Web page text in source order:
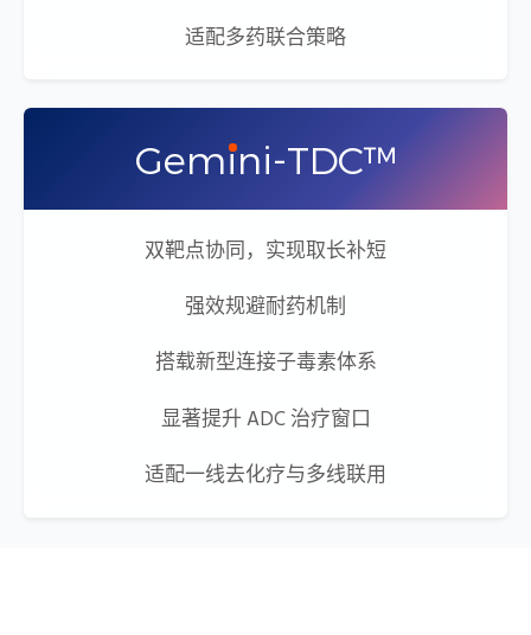
适配多药联合策略
Gemini-TDC™
双靶点协同，实现取长补短
强效规避耐药机制
搭载新型连接子毒素体系
显著提升 ADC 治疗窗口
适配一线去化疗与多线联用